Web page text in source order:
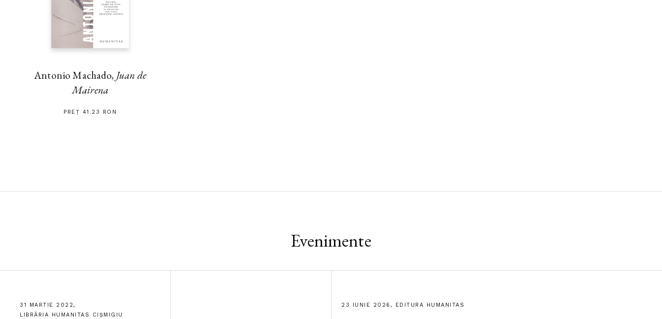
Antonio Machado, Juan de
Mairena
PREȚ 41.23 RON
Evenimente
23 IUNIE 2026, EDITURA HUMANITAS
31 MARTIE 2022,
LIBRĂRIA HUMANITAS CIȘMIGIU